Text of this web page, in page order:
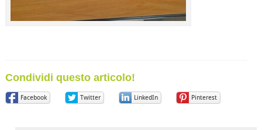
Condividi questo articolo!
Facebook Twitter LinkedIn Pinterest